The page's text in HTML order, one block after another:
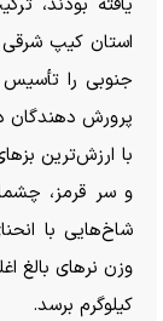
استان کیپ شرقی
جنوبی را تأسیس
پرورش دهندگان
با ارزش‌ترین
و سر قرمز،
شاخ‌هایی با
کیلوگرم برسد.